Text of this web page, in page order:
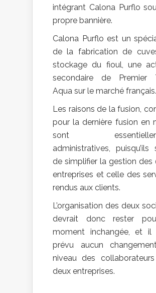
intégrant Calona Purflo
propre bannière.
Calona Purflo est un
de la fabrication de
stockage du fioul, une
secondaire de Premier
Aqua sur le marché français.
Les raisons de la fusion,
pour la dernière fusion en
sont
administratives, puisqu’ils
de simplifier la gestion des
entreprises et celle des
rendus aux clients.
L’organisation des deux
devrait donc rester
moment inchangée, et il
prévu aucun
niveau des
deux entreprises.